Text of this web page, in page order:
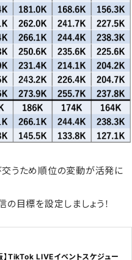
交うため順位の変動が活発に
の目標を設定しましょう！
TikTok LIVEイベントスケジュー